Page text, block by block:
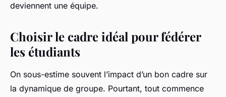
deviennent une équipe.
Choisir le cadre idéal pour fédérer
les étudiants
On sous-estime souvent l’impact d’un bon cadre sur
la dynamique de groupe. Pourtant, tout commence